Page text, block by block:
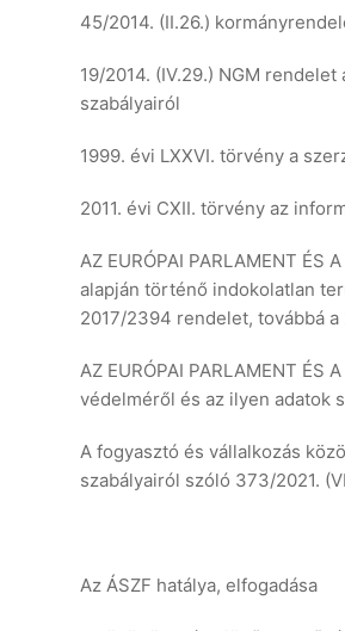
45/2014. (II.26.)
19/2014. (IV.29.) NGM
szabályairól
1999. évi LXXVI. törvény a
2011. évi CXII. törvény az
AZ EURÓPAI PARLAMENT
alapján történő indokolatlan
2017/2394 rendelet, továbbá
AZ EURÓPAI PARLAMENT
védelméről és az ilyen adatok
A fogyasztó és vállalkozás
szabályairól szóló 373/2021.
Az ÁSZF hatálya, elfogadása